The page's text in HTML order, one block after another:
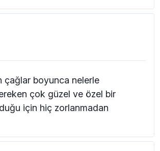
çağlar boyunca nelerle
çok güzel ve özel bir
için hiç zorlanmadan